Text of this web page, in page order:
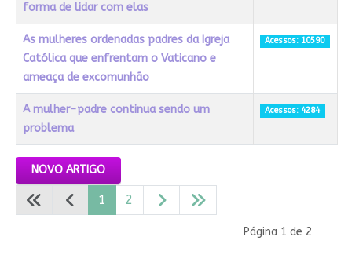
forma de lidar com elas
As mulheres ordenadas padres da Igreja
Católica que enfrentam o Vaticano e
ameaça de excomunhão
Acessos: 10590
A mulher-padre continua sendo um
problema
Acessos: 4284
NOVO ARTIGO
Página 1 de 2
1 2